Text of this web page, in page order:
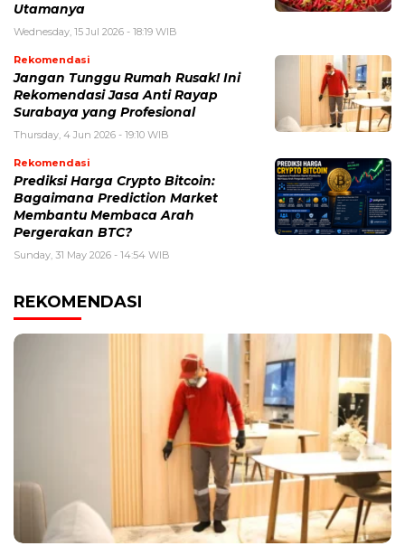
Utamanya
Wednesday, 15 Jul 2026 - 18:19 WIB
Rekomendasi
Jangan Tunggu Rumah Rusak! Ini
Rekomendasi Jasa Anti Rayap
Surabaya yang Profesional
Thursday, 4 Jun 2026 - 19:10 WIB
Rekomendasi
Prediksi Harga Crypto Bitcoin:
Bagaimana Prediction Market
Membantu Membaca Arah
Pergerakan BTC?
Sunday, 31 May 2026 - 14:54 WIB
REKOMENDASI